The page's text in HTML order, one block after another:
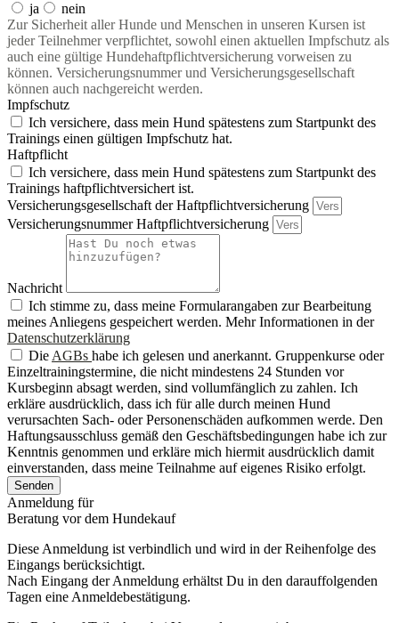
ja
nein
Zur Sicherheit aller Hunde und Menschen in unseren Kursen ist
jeder Teilnehmer verpflichtet, sowohl einen aktuellen Impfschutz als
auch eine gültige Hundehaftpflichtversicherung vorweisen zu
können. Versicherungsnummer und Versicherungsgesellschaft
können auch nachgereicht werden.
Impfschutz
Ich versichere, dass mein Hund spätestens zum Startpunkt des
Trainings einen gültigen Impfschutz hat.
Haftpflicht
Ich versichere, dass mein Hund spätestens zum Startpunkt des
Trainings haftpflichtversichert ist.
Versicherungsgesellschaft der Haftpflichtversicherung
Versicherungsnummer Haftpflichtversicherung
Nachricht
Ich stimme zu, dass meine Formularangaben zur Bearbeitung
meines Anliegens gespeichert werden. Mehr Informationen in der
Datenschutzerklärung
Die AGBs habe ich gelesen und anerkannt. Gruppenkurse oder
Einzeltrainingstermine, die nicht mindestens 24 Stunden vor
Kursbeginn absagt werden, sind vollumfänglich zu zahlen. Ich
erkläre ausdrücklich, dass ich für alle durch meinen Hund
verursachten Sach- oder Personenschäden aufkommen werde. Den
Haftungsausschluss gemäß den Geschäftsbedingungen habe ich zur
Kenntnis genommen und erkläre mich hiermit ausdrücklich damit
einverstanden, dass meine Teilnahme auf eigenes Risiko erfolgt.
Senden
Anmeldung für
Beratung vor dem Hundekauf
Diese Anmeldung ist verbindlich und wird in der Reihenfolge des
Eingangs berücksichtigt.
Nach Eingang der Anmeldung erhältst Du in den darauffolgenden
Tagen eine Anmeldebestätigung.